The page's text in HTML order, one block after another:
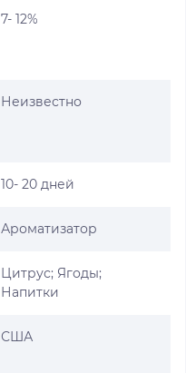
7- 12%
Неизвестно
10- 20 дней
Ароматизатор
Цитрус; Ягоды;
Напитки
США